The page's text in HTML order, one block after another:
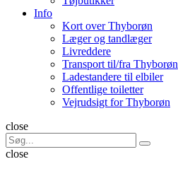
Info
Kort over Thyborøn
Læger og tandlæger
Livreddere
Transport til/fra Thyborøn
Ladestandere til elbiler
Offentlige toiletter
Vejrudsigt for Thyborøn
Søg
close
Search
for:
Søg
close